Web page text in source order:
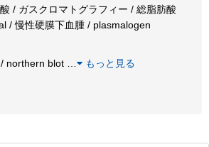
/ ガスクロマトグラフィー / 総脂肪酸
/ 慢性硬膜下血腫 / plasmalogen
northern blot
もっと見る